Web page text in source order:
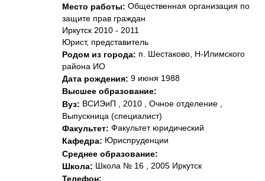
Место работы: Общественная организация по
защите прав граждан
Иркутск 2010 - 2011
Юрист, представитель
Родом из города: п. Шестаково, Н-Илимского
района ИО
Дата рождения: 9 июня 1988
Высшее образование:
Вуз: ВСИЭиП , 2010 , Очное отделение ,
Выпускница (специалист)
Факультет: Факультет юридический
Кафедра: Юриспруденции
Среднее образование:
Школа: Школа № 16 , 2005 Иркутск
Телефон: